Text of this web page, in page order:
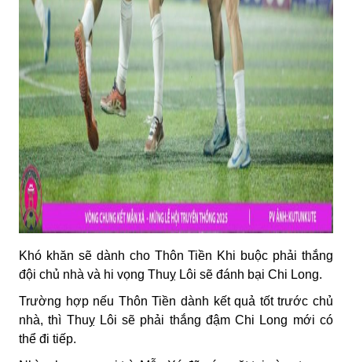
Khó khăn sẽ dành cho Thôn Tiền Khi buộc phải thắng
đội chủ nhà và hi vọng Thuỵ Lôi sẽ đánh bại Chi Long.
Trường hợp nếu Thôn Tiền dành kết quả tốt trước chủ
nhà, thì Thuỵ Lôi sẽ phải thắng đậm Chi Long mới có
thể đi tiếp.